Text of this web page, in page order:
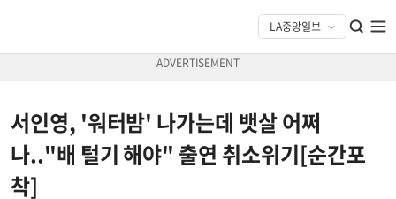
서인영, '워터밤' 나가는데 뱃살 어쩌
나.."배 털기 해야" 출연 취소위기[순간포
착]